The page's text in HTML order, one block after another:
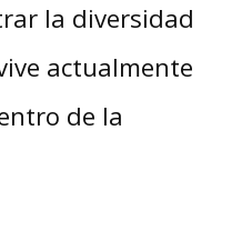
la diversidad
actualmente
de la